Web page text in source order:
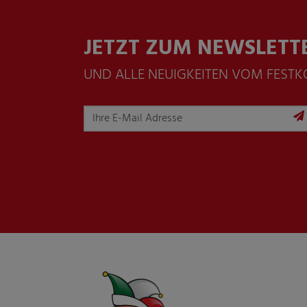
JETZT ZUM
UND ALLE NEUIGKEITEN VOM